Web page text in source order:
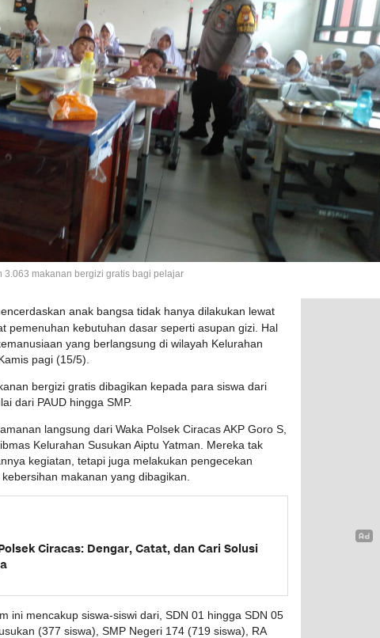
3.063 makanan bergizi gratis bagi pelajar
anak bangsa tidak hanya dilakukan lewat
pemenuhan kebutuhan dasar seperti asupan gizi. Hal
yang berlangsung di wilayah Kelurahan
pagi (15/5).
bergizi gratis dibagikan kepada para siswa dari
dari PAUD hingga SMP.
langsung dari Waka Polsek Ciracas AKP Goro S,
Kelurahan Susukan Aiptu Yatman. Mereka tak
kegiatan, tetapi juga melakukan pengecekan
makanan yang dibagikan.
Ciracas: Dengar, Catat, dan Cari Solusi
ini mencakup siswa-siswi dari, SDN 01 hingga SDN 05
(377 siswa), SMP Negeri 174 (719 siswa), RA